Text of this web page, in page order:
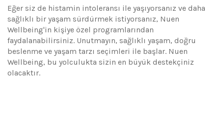
Eğer siz de histamin intoleransı ile yaşıyorsanız ve daha
sağlıklı bir yaşam sürdürmek istiyorsanız, Nuen
Wellbeing'in kişiye özel programlarından
faydalanabilirsiniz. Unutmayın, sağlıklı yaşam, doğru
beslenme ve yaşam tarzı seçimleri ile başlar. Nuen
Wellbeing, bu yolculukta sizin en büyük destekçiniz
olacaktır.